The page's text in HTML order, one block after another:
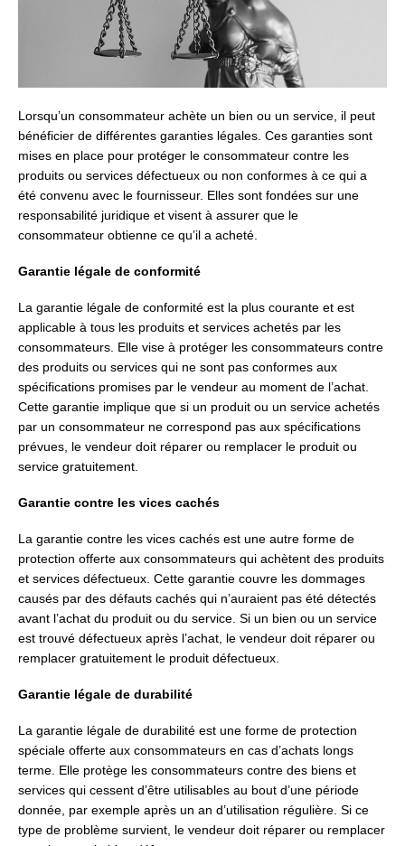
Lorsqu’un consommateur achète un bien ou un service, il peut
bénéficier de différentes garanties légales. Ces garanties sont
mises en place pour protéger le consommateur contre les
produits ou services défectueux ou non conformes à ce qui a
été convenu avec le fournisseur. Elles sont fondées sur une
responsabilité juridique et visent à assurer que le
consommateur obtienne ce qu’il a acheté.
Garantie légale de conformité
La garantie légale de conformité est la plus courante et est
applicable à tous les produits et services achetés par les
consommateurs. Elle vise à protéger les consommateurs contre
des produits ou services qui ne sont pas conformes aux
spécifications promises par le vendeur au moment de l’achat.
Cette garantie implique que si un produit ou un service achetés
par un consommateur ne correspond pas aux spécifications
prévues, le vendeur doit réparer ou remplacer le produit ou
service gratuitement.
Garantie contre les vices cachés
La garantie contre les vices cachés est une autre forme de
protection offerte aux consommateurs qui achètent des produits
et services défectueux. Cette garantie couvre les dommages
causés par des défauts cachés qui n’auraient pas été détectés
avant l’achat du produit ou du service. Si un bien ou un service
est trouvé défectueux après l’achat, le vendeur doit réparer ou
remplacer gratuitement le produit défectueux.
Garantie légale de durabilité
La garantie légale de durabilité est une forme de protection
spéciale offerte aux consommateurs en cas d’achats longs
terme. Elle protège les consommateurs contre des biens et
services qui cessent d’être utilisables au bout d’une période
donnée, par exemple après un an d’utilisation régulière. Si ce
type de problème survient, le vendeur doit réparer ou remplacer